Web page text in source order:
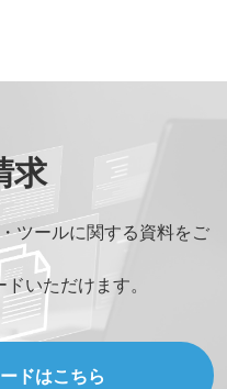
求
ツールに関する資料をご
いただけます。
ドはこちら